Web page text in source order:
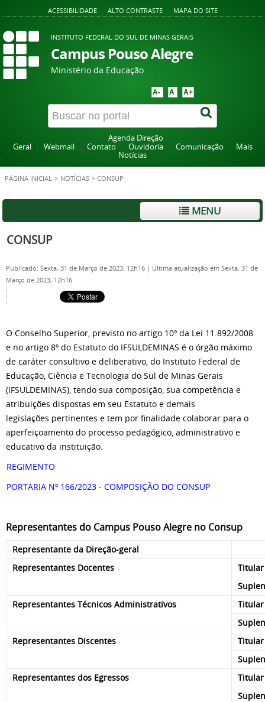
ACESSIBILIDADE ALTO CONTRASTE MAPA DO SITE
INSTITUTO FEDERAL DO SUL DE MINAS GERAIS
Campus Pouso Alegre
Ministério da Educação
A- A A+
Agenda Direção
Geral
Webmail Contato Ouvidoria Comunicação
Mais
Notícias
PÁGINA INICIAL > NOTÍCIAS > CONSUP
MENU
CONSUP
Publicado: Sexta, 31 de Março de 2023, 12h16 | Última atualização em Sexta, 31 de
Março de 2023, 12h16
O Conselho Superior, previsto no artigo 10º da Lei 11.892/2008
e no artigo 8º do Estatuto do IFSULDEMINAS é o órgão máximo
de caráter consultivo e deliberativo, do Instituto Federal de
Educação, Ciência e Tecnologia do Sul de Minas Gerais
(IFSULDEMINAS), tendo sua composição, sua competência e
atribuições dispostas em seu Estatuto e demais
legislações pertinentes e tem por finalidade colaborar para o
aperfeiçoamento do processo pedagógico, administrativo e
educativo da instituição.
REGIMENTO
PORTARIA Nº 166/2023 - COMPOSIÇÃO DO CONSUP
Representantes do Campus Pouso Alegre no Consup
Representante da Direção-geral
Representantes Docentes
Titular
Representantes Técnicos Administrativos
Titular
Representantes Discentes
Titular
Representantes dos Egressos
Titular